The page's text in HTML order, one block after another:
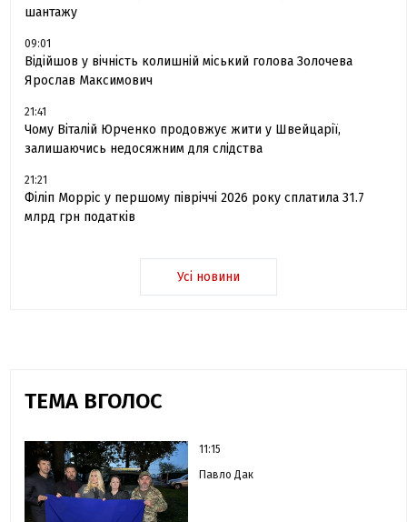
шантажу
09:01
Відійшов у вічність колишній міський голова Золочева
Ярослав Максимович
21:41
Чому Віталій Юрченко продовжує жити у Швейцарії,
залишаючись недосяжним для слідства
21:21
Філіп Морріс у першому півріччі 2026 року сплатила 31.7
млрд грн податків
Усі новини
ТЕМА ВГОЛОС
11:15
Павло Дак